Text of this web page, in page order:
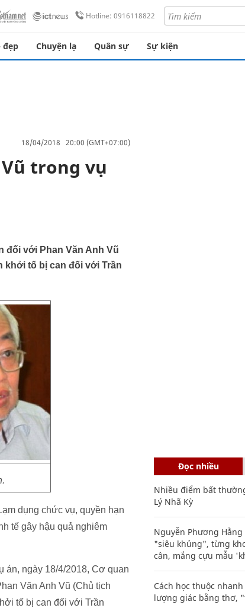
Hotline: 0916118822
đẹp Chuyện lạ Quân sự Sự kiện
18/04/2018 20:00 (GMT+07:00)
trong vụ
đối với Phan Văn Anh Vũ
khởi tố bị can đối với Trần
dụng chức vụ, quyền hạn
tế gây hậu quả nghiêm
án, ngày 18/4/2018, Cơ quan
Văn Anh Vũ (Chủ tịch
tố bị can đối với Trần
Đọc nhiều
Nhiều điểm bất
Lý Nhã Kỳ
Nguyễn Phương
"siêu khủng", từng
cân, mắng cựu mẫu
Cách học thuộc
lượng giác bằng thơ,